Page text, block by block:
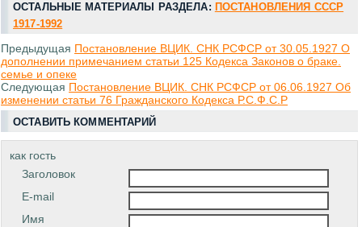
ОСТАЛЬНЫЕ МАТЕРИАЛЫ РАЗДЕЛА: ПОСТАНОВЛЕНИЯ СССР
1917-1992
Предыдущая Постановление ВЦИК. СНК РСФСР от 30.05.1927 О
дополнении примечанием статьи 125 Кодекса Законов о браке.
семье и опеке
Следующая Постановление ВЦИК. СНК РСФСР от 06.06.1927 Об
изменении статьи 76 Гражданского Кодекса Р.С.Ф.С.Р
ОСТАВИТЬ КОММЕНТАРИЙ
как гость
Заголовок
E-mail
Имя